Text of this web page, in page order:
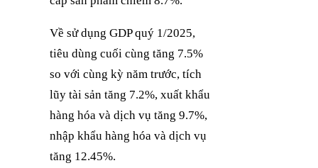
Về sử dụng GDP quý 1/2025,
tiêu dùng cuối cùng tăng 7.5%
so với cùng kỳ năm trước, tích
lũy tài sản tăng 7.2%, xuất khẩu
hàng hóa và dịch vụ tăng 9.7%,
nhập khẩu hàng hóa và dịch vụ
tăng 12.45%.